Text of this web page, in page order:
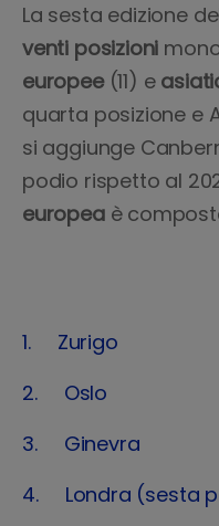
La sesta edizione
venti posizioni
europee(11) e
quarta posizione e
si aggiunge
podio rispetto al
europeaè
1. Zurigo
2. Oslo
3. Ginevra
4. Londra (sesta